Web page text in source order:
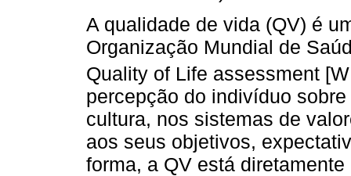
A qualidade de vida (QV) é
Organização Mundial de
Quality of Life assessment
percepção do indivíduo
cultura, nos sistemas de
aos seus objetivos,
forma, a QV está